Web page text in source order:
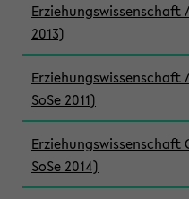
Erziehungswissenschaft
2013)
SoSe 2011)
Erziehungswissenschaft
SoSe 2014)